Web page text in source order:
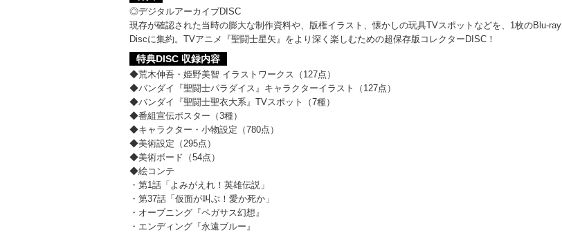
◎デジタルアーカイブDISC
現存が確認された当時の膨大な制作資料や、版権イラスト、懐かしの玩具TVスポットなどを、1枚のBlu-ray
Discに集約。TVアニメ『聖闘士星矢』をより深く楽しむための超保存版コレクターDISC！
特典DISC 収録内容
◆荒木伸吾・姫野美智 イラストワークス（127点）
◆バンダイ『聖闘士パラダイス』キャラクターイラスト（127点）
◆バンダイ『聖闘士聖衣大系』TVスポット（7種）
◆番組宣伝ポスター（3種）
◆キャラクター・小物設定（780点）
◆美術設定（295点）
◆美術ボード（54点）
◆絵コンテ
・第1話「よみがえれ！英雄伝説」
・第37話「仮面が叫ぶ！愛か死か」
・オープニング『ペガサス幻想』
・エンディング『永遠ブルー』